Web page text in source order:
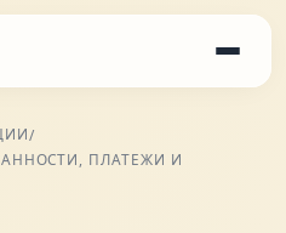
/
ПЛАТЕЖИ И